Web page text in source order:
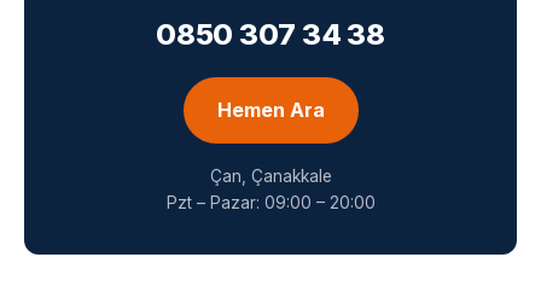
0850 307 34 38
Hemen Ara
Çan, Çanakkale
Pzt – Pazar: 09:00 – 20:00